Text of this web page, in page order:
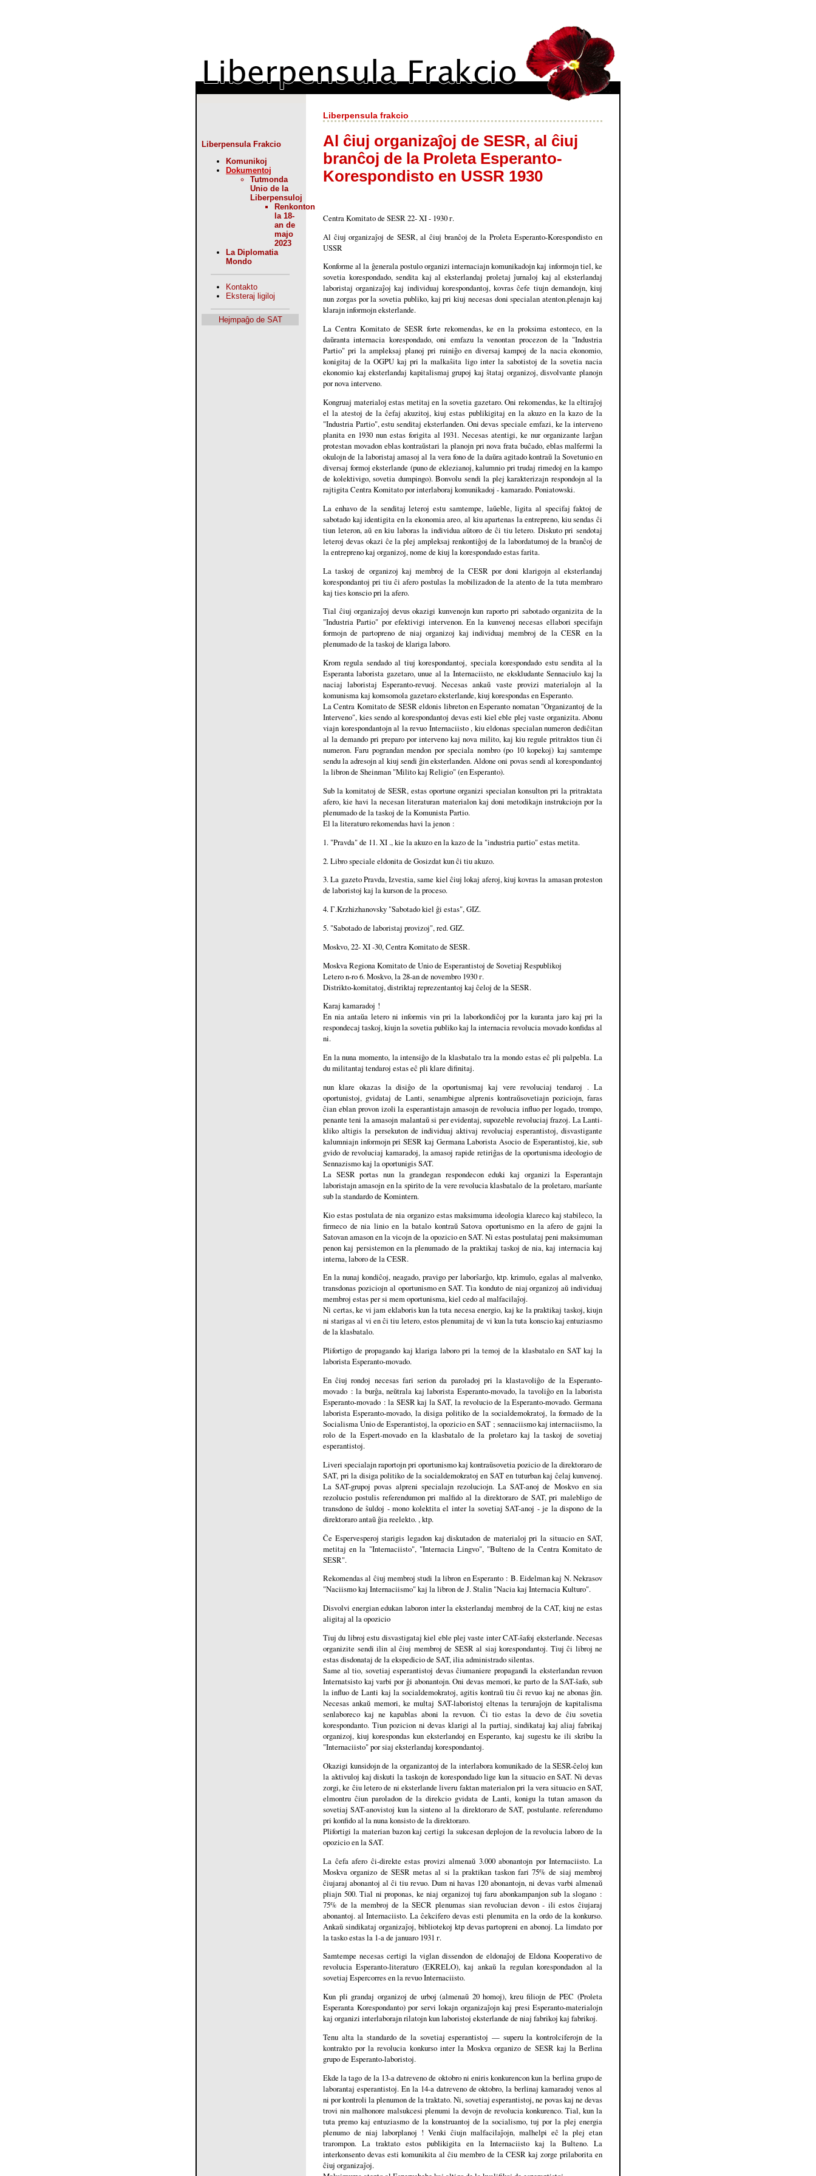
Liberpensula Frakcio
Komunikoj
Dokumentoj
Tutmonda
Unio de la
Liberpensuloj
Renkonton
la 18-
an de
majo
2023
La Diplomatia
Mondo
Kontakto
Eksteraj ligiloj
Hejmpaĝo de SAT
Liberpensula frakcio
Al ĉiuj organizaĵoj de SESR, al ĉiuj
branĉoj de la Proleta Esperanto-
Korespondisto en USSR 1930
Centra Komitato de SESR 22- XI - 1930 г.
Al ĉiuj organizaĵoj de SESR, al ĉiuj branĉoj de la Proleta Esperanto-Korespondisto en
USSR
Konforme al la ĝenerala postulo organizi internaciajn komunikadojn kaj informojn tiel, ke
sovetia korespondado, sendita kaj al eksterlandaj proletaj ĵurnaloj kaj al eksterlandaj
laboristaj organizaĵoj kaj individuaj korespondantoj, kovras ĉefe tiujn demandojn, kiuj
nun zorgas por la sovetia publiko, kaj pri kiuj necesas doni specialan atenton.plenajn kaj
klarajn informojn eksterlande.
La Centra Komitato de SESR forte rekomendas, ke en la proksima estonteco, en la
daŭranta internacia korespondado, oni emfazu la venontan procezon de la "Industria
Partio" pri la ampleksaj planoj pri ruiniĝo en diversaj kampoj de la nacia ekonomio,
konigitaj de la OGPU kaj pri la malkaŝita ligo inter la sabotistoj de la sovetia nacia
ekonomio kaj eksterlandaj kapitalismaj grupoj kaj ŝtataj organizoj, disvolvante planojn
por nova interveno.
Kongruaj materialoj estas metitaj en la sovetia gazetaro. Oni rekomendas, ke la eltiraĵoj
el la atestoj de la ĉefaj akuzitoj, kiuj estas publikigitaj en la akuzo en la kazo de la
"Industria Partio", estu senditaj eksterlanden. Oni devas speciale emfazi, ke la interveno
planita en 1930 nun estas forigita al 1931. Necesas atentigi, ke nur organizante larĝan
protestan movadon eblas kontraŭstari la planojn pri nova frata buĉado, eblas malfermi la
okulojn de la laboristaj amasoj al la vera fono de la daŭra agitado kontraŭ la Sovetunio en
diversaj formoj eksterlande (puno de eklezianoj, kalumnio pri trudaj rimedoj en la kampo
de kolektivigo, sovetia dumpingo). Bonvolu sendi la plej karakterizajn respondojn al la
rajtigita Centra Komitato por interlaboraj komunikadoj - kamarado. Poniatowski.
La enhavo de la senditaj leteroj estu samtempe, laŭeble, ligita al specifaj faktoj de
sabotado kaj identigita en la ekonomia areo, al kiu apartenas la entrepreno, kiu sendas ĉi
tiun leteron, aŭ en kiu laboras la individua aŭtoro de ĉi tiu letero. Diskuto pri sendotaj
leteroj devas okazi ĉe la plej ampleksaj renkontiĝoj de la labordatumoj de la branĉoj de
la entrepreno kaj organizoj, nome de kiuj la korespondado estas farita.
La taskoj de organizoj kaj membroj de la CESR por doni klarigojn al eksterlandaj
korespondantoj pri tiu ĉi afero postulas la mobilizadon de la atento de la tuta membraro
kaj ties konscio pri la afero.
Tial ĉiuj organizaĵoj devus okazigi kunvenojn kun raporto pri sabotado organizita de la
"Industria Partio" por efektivigi intervenon. En la kunvenoj necesas ellabori specifajn
formojn de partopreno de niaj organizoj kaj individuaj membroj de la CESR en la
plenumado de la taskoj de klariga laboro.
Krom regula sendado al tiuj korespondantoj, speciala korespondado estu sendita al la
Esperanta laborista gazetaro, unue al la Internaciisto, ne ekskludante Sennaciulo kaj la
naciaj laboristaj Esperanto-revuoj. Necesas ankaŭ vaste provizi materialojn al la
komunisma kaj komsomola gazetaro eksterlande, kiuj korespondas en Esperanto.
La Centra Komitato de SESR eldonis libreton en Esperanto nomatan "Organizantoj de la
Interveno", kies sendo al korespondantoj devas esti kiel eble plej vaste organizita. Abonu
viajn korespondantojn al la revuo Internaciisto , kiu eldonas specialan numeron dediĉitan
al la demando pri preparo por interveno kaj nova milito, kaj kiu regule pritraktos tiun ĉi
numeron. Faru pograndan mendon por speciala nombro (po 10 kopekoj) kaj samtempe
sendu la adresojn al kiuj sendi ĝin eksterlanden. Aldone oni povas sendi al korespondantoj
la libron de Sheinman "Milito kaj Religio" (en Esperanto).
Sub la komitatoj de SESR, estas oportune organizi specialan konsulton pri la pritraktata
afero, kie havi la necesan literaturan materialon kaj doni metodikajn instrukciojn por la
plenumado de la taskoj de la Komunista Partio.
El la literaturo rekomendas havi la jenon :
1. "Pravda" de 11. XI ., kie la akuzo en la kazo de la "industria partio" estas metita.
2. Libro speciale eldonita de Gosizdat kun ĉi tiu akuzo.
3. La gazeto Pravda, Izvestia, same kiel ĉiuj lokaj aferoj, kiuj kovras la amasan proteston
de laboristoj kaj la kurson de la proceso.
4. Г.Krzhizhanovsky "Sabotado kiel ĝi estas", GIZ.
5. "Sabotado de laboristaj provizoj", red. GIZ.
Moskvo, 22- XI -30, Centra Komitato de SESR.
Moskva Regiona Komitato de Unio de Esperantistoj de Sovetiaj Respublikoj
Letero n-ro 6. Moskvo, la 28-an de novembro 1930 г.
Distrikto-komitatoj, distriktaj reprezentantoj kaj ĉeloj de la SESR.
Karaj kamaradoj !
En nia antaŭa letero ni informis vin pri la laborkondiĉoj por la kuranta jaro kaj pri la
respondecaj taskoj, kiujn la sovetia publiko kaj la internacia revolucia movado konfidas al
ni.
En la nuna momento, la intensiĝo de la klasbatalo tra la mondo estas eĉ pli palpebla. La
du militantaj tendaroj estas eĉ pli klare difinitaj.
nun klare okazas la disiĝo de la oportunismaj kaj vere revoluciaj tendaroj . La
oportunistoj, gvidataj de Lanti, senambigue alprenis kontraŭsovetiajn poziciojn, faras
ĉian eblan provon izoli la esperantistajn amasojn de revolucia influo per logado, trompo,
penante teni la amasojn malantaŭ si per evidentaj, supozeble revoluciaj frazoj. La Lanti-
kliko altigis la persekuton de individuaj aktivaj revoluciaj esperantistoj, disvastigante
kalumniajn informojn pri SESR kaj Germana Laborista Asocio de Esperantistoj, kie, sub
gvido de revoluciaj kamaradoj, la amasoj rapide retiriĝas de la oportunisma ideologio de
Sennazismo kaj la oportunigis SAT.
La SESR portas nun la grandegan respondecon eduki kaj organizi la Esperantajn
laboristajn amasojn en la spirito de la vere revolucia klasbatalo de la proletaro, marŝante
sub la standardo de Komintern.
Kio estas postulata de nia organizo estas maksimuma ideologia klareco kaj stabileco, la
firmeco de nia linio en la batalo kontraŭ Satova oportunismo en la afero de gajni la
Satovan amason en la vicojn de la opozicio en SAT. Ni estas postulataj peni maksimuman
penon kaj persistemon en la plenumado de la praktikaj taskoj de nia, kaj internacia kaj
interna, laboro de la CESR.
En la nunaj kondiĉoj, neagado, pravigo per laborŝarĝo, ktp. krimulo, egalas al malvenko,
transdonas poziciojn al oportunismo en SAT. Tia konduto de niaj organizoj aŭ individuaj
membroj estas per si mem oportunisma, kiel cedo al malfacilaĵoj.
Ni certas, ke vi jam eklaboris kun la tuta necesa energio, kaj ke la praktikaj taskoj, kiujn
ni starigas al vi en ĉi tiu letero, estos plenumitaj de vi kun la tuta konscio kaj entuziasmo
de la klasbatalo.
Plifortigo de propagando kaj klariga laboro pri la temoj de la klasbatalo en SAT kaj la
laborista Esperanto-movado.
En ĉiuj rondoj necesas fari serion da paroladoj pri la klastavoliĝo de la Esperanto-
movado : la burĝa, neŭtrala kaj laborista Esperanto-movado, la tavoliĝo en la laborista
Esperanto-movado : la SESR kaj la SAT, la revolucio de la Esperanto-movado. Germana
laborista Esperanto-movado, la disiga politiko de la socialdemokratoj, la formado de la
Socialisma Unio de Esperantistoj, la opozicio en SAT ; sennaciismo kaj internaciismo, la
rolo de la Espert-movado en la klasbatalo de la proletaro kaj la taskoj de sovetiaj
esperantistoj.
Liveri specialajn raportojn pri oportunismo kaj kontraŭsovetia pozicio de la direktoraro de
SAT, pri la disiga politiko de la socialdemokratoj en SAT en tuturban kaj ĉelaj kunvenoj.
La SAT-grupoj povas alpreni specialajn rezoluciojn. La SAT-anoj de Moskvo en sia
rezolucio postulis referendumon pri malfido al la direktoraro de SAT, pri malebligo de
transdono de ŝuldoj - mono kolektita el inter la sovetiaj SAT-anoj - je la dispono de la
direktoraro antaŭ ĝia reelekto. , ktp.
Ĉe Espervesperoj starigis legadon kaj diskutadon de materialoj pri la situacio en SAT,
metitaj en la "Internaciisto", "Internacia Lingvo", "Bulteno de la Centra Komitato de
SESR".
Rekomendas al ĉiuj membroj studi la libron en Esperanto : B. Eidelman kaj N. Nekrasov
"Naciismo kaj Internaciismo" kaj la libron de J. Stalin "Nacia kaj Internacia Kulturo".
Disvolvi energian edukan laboron inter la eksterlandaj membroj de la CAT, kiuj ne estas
aligitaj al la opozicio
Tiuj du libroj estu disvastigataj kiel eble plej vaste inter CAT-ŝafoj eksterlande. Necesas
organizite sendi ilin al ĉiuj membroj de SESR al siaj korespondantoj. Tiuj ĉi libroj ne
estas disdonataj de la ekspedicio de SAT, ilia administrado silentas.
Same al tio, sovetiaj esperantistoj devas ĉiumaniere propagandi la eksterlandan revuon
Internatsisto kaj varbi por ĝi abonantojn. Oni devas memori, ke parto de la SAT-ŝafo, sub
la influo de Lanti kaj la socialdemokratoj, agitis kontraŭ tiu ĉi revuo kaj ne abonas ĝin.
Necesas ankaŭ memori, ke multaj SAT-laboristoj eltenas la teruraĵojn de kapitalisma
senlaboreco kaj ne kapablas aboni la revuon. Ĉi tio estas la devo de ĉiu sovetia
korespondanto. Tiun pozicion ni devas klarigi al la partiaj, sindikataj kaj aliaj fabrikaj
organizoj, kiuj korespondas kun eksterlandoj en Esperanto, kaj sugestu ke ili skribu la
"Internaciisto" por siaj eksterlandaj korespondantoj.
Okazigi kunsidojn de la organizantoj de la interlabora komunikado de la SESR-ĉeloj kun
la aktivuloj kaj diskuti la taskojn de korespondado lige kun la situacio en SAT. Ni devas
zorgi, ke ĉiu letero de ni eksterlande liveru faktan materialon pri la vera situacio en SAT,
elmontru ĉiun paroladon de la direkcio gvidata de Lanti, konigu la tutan amason da
sovetiaj SAT-anovistoj kun la sinteno al la direktoraro de SAT, postulante. referendumo
pri konfido al la nuna konsisto de la direktoraro.
Plifortigi la materian bazon kaj certigi la sukcesan deplojon de la revolucia laboro de la
opozicio en la SAT.
La ĉefa afero ĉi-direkte estas provizi almenaŭ 3.000 abonantojn por Internaciisto. La
Moskva organizo de SESR metas al si la praktikan taskon fari 75% de siaj membroj
ĉiujaraj abonantoj al ĉi tiu revuo. Dum ni havas 120 abonantojn, ni devas varbi almenaŭ
pliajn 500. Tial ni proponas, ke niaj organizoj tuj faru abonkampanjon sub la slogano :
75% de la membroj de la SECR plenumas sian revolucian devon - ili estos ĉiujaraj
abonantoj. al Internaciisto. La ĉekcifero devas esti plenumita en la ordo de la konkurso.
Ankaŭ sindikataj organizaĵoj, bibliotekoj ktp devas partopreni en abonoj. La limdato por
la tasko estas la 1-a de januaro 1931 г.
Samtempe necesas certigi la viglan dissendon de eldonaĵoj de Eldona Kooperativo de
revolucia Esperanto-literaturo (EKRELO), kaj ankaŭ la regulan korespondadon al la
sovetiaj Espercorres en la revuo Internaciisto.
Kun pli grandaj organizoj de urboj (almenaŭ 20 homoj), kreu filiojn de PEC (Proleta
Esperanta Korespondanto) por servi lokajn organizaĵojn kaj presi Esperanto-materialojn
kaj organizi interlaborajn rilatojn kun laboristoj eksterlande de niaj fabrikoj kaj fabrikoj.
Tenu alta la standardo de la sovetiaj esperantistoj — superu la kontrolciferojn de la
kontrakto por la revolucia konkurso inter la Moskva organizo de SESR kaj la Berlina
grupo de Esperanto-laboristoj.
Ekde la tago de la 13-a datreveno de oktobro ni eniris konkurencon kun la berlina grupo de
laborantaj esperantistoj. En la 14-a datreveno de oktobro, la berlinaj kamaradoj venos al
ni por kontroli la plenumon de la traktato. Ni, sovetiaj esperantistoj, ne povas kaj ne devas
trovi nin malhonore malsukcesi plenumi la devojn de revolucia konkurenco. Tial, kun la
tuta premo kaj entuziasmo de la konstruantoj de la socialismo, tuj por la plej energia
plenumo de niaj laborplanoj ! Venki ĉiujn malfacilaĵojn, malhelpi eĉ la plej etan
trarompon. La traktato estos publikigita en la Internaciisto kaj la Bulteno. La
interkonsento devas esti komunikita al ĉiu membro de la CESR kaj zorge prilaborita en
ĉiuj organizaĵoj.